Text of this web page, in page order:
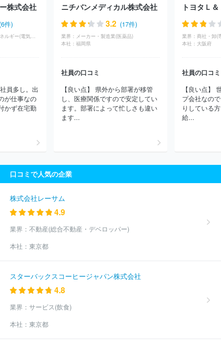
マ
三菱プレシジョン株式会社 株式会社精研
株式会社エイアン
ドティー
株式会社アドバンテスト 株式会社トーショー
株式会
社日立ハイテク
山洋電気株式会社
機株式会社
ＨＯＹＡ株式会社
日本メジフィジックス株式会社
株式会社トプコン
横河電機株式会
株式会社
株式会社Ａ＆Ｄホロンホールディングス
酒井医療株式
会社
株式会社東京測器研究所 夏原工業株式会社
ＳＵＳ株式会
社
ほか(1947件)
株式会社
件)
インフラ・物流・エネルギー(電気・電力)
員多し。出
が仕事なの
かず在宅勤
ニチバンメディカル株式会社
3.2 (17件)
業界： メーカー・製造業(医薬品)
本社： 福岡県
社員の口コミ
【良い点】 県外から部署が移管
し、医療関係ですので安定してい
ます。部署によって忙しさも違い
ます...
トヨタＬ
業界：
本社： 大阪府
社員の口コミ
【良い点】
プ会社なの
りしている
給...
口コミで人気の企業
株式会社レーサム
4.9
業界： 不動産(総合不動産・デベロッパー)
本社： 東京都
スターバックスコーヒージャパン株式会社
4.8
業界： サービス(飲食)
本社： 東京都